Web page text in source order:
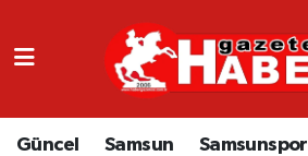
Güncel Samsun Samsunspor
GÜNCEL
SAMSUN